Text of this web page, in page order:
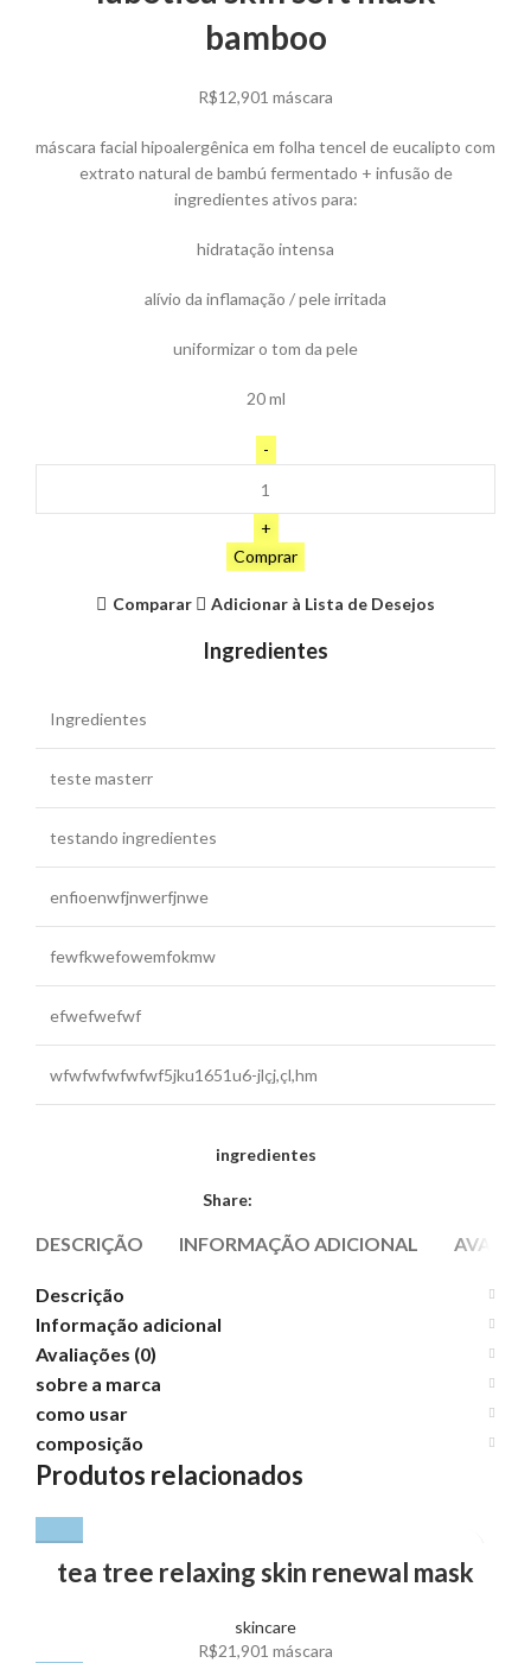
bamboo
R$12,901 máscara
máscara facial hipoalergênica em folha tencel de eucalipto com
extrato natural de bambú fermentado + infusão de
ingredientes ativos para:
hidratação intensa
alívio da inflamação / pele irritada
uniformizar o tom da pele
20 ml
Comprar
Comparar Adicionar à Lista de Desejos
Ingredientes
Ingredientes
teste masterr
testando ingredientes
enfioenwfjnwerfjnwe
fewfkwefowemfokmw
efwefwefwf
wfwfwfwfwfwf5jku1651u6-jlçj,çl,hm
ingredientes
Share:
DESCRIÇÃO INFORMAÇÃO ADICIONAL
Descrição
Informação adicional
Avaliações (0)
sobre a marca
como usar
composição
Produtos relacionados
tea tree relaxing skin renewal mask
skincare
R$21,901 máscara